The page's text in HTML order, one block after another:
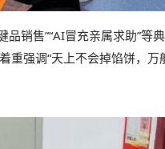
品销售”“AI冒充亲属求助”
重强调“天上不会掉馅饼，